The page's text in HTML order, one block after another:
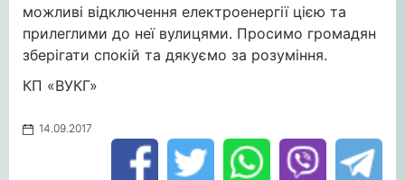
можливі відключення електроенергії цією та
прилеглими до неї вулицями. Просимо громадян
зберігати спокій та дякуємо за розуміння.
КП «ВУКГ»
14.09.2017